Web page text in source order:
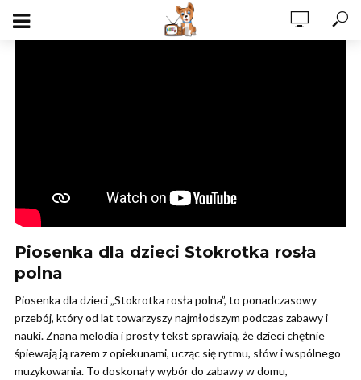
Piosenka dla dzieci Stokrotka rosła
polna
Piosenka dla dzieci „Stokrotka rosła polna”, to ponadczasowy
przebój, który od lat towarzyszy najmłodszym podczas zabawy i
nauki. Znana melodia i prosty tekst sprawiają, że dzieci chętnie
śpiewają ją razem z opiekunami, ucząc się rytmu, słów i wspólnego
muzykowania. To doskonały wybór do zabawy w domu,